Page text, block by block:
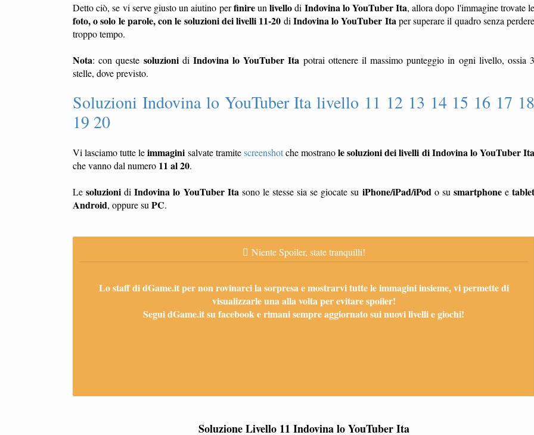
Detto ciò, se vi serve giusto un aiutino perfinireunlivellodi Indovina lo YouTuber Ita, allora dopo l'immagine trovate le
foto, o solo le parole, con le soluzioni dei livelli 11-20 di Indovina lo YouTuber Ita per superare il quadro senza perdere
troppo tempo.
Nota: con queste soluzionidi Indovina lo YouTuber Ita potrai ottenere il massimo punteggio in ogni livello, ossia 3
stelle, dove previsto.
Soluzioni Indovina lo YouTuber Ita livello 11 12 13 14 15 16 17 18
19 20
Vi lasciamo tutte leimmagini salvate tramitescreenshotche mostranole soluzioni dei livelli di Indovina lo YouTuber Ita
che vanno dal numero 11 al 20.
Lesoluzioni diIndovina lo YouTuber Ita sono le stesse sia se giocate su iPhone/iPad/iPod o su smartphoneetablet
Android, oppure su PC.
Niente Spoiler, state tranquilli!
Lo staff di dGame.it per non rovinarci la sorpresa e mostrarvi tutte le immagini insieme, vi permette di
visualizzarle una alla volta per evitare spoiler!
Segui dGame.it su facebook e rimani sempre aggiornato sui nuovi livelli e giochi!
Soluzione Livello 11 Indovina lo YouTuber Ita